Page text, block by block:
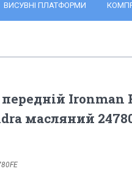
ВИСУВНІ ПЛАТФОРМИ
Ironman
масляний